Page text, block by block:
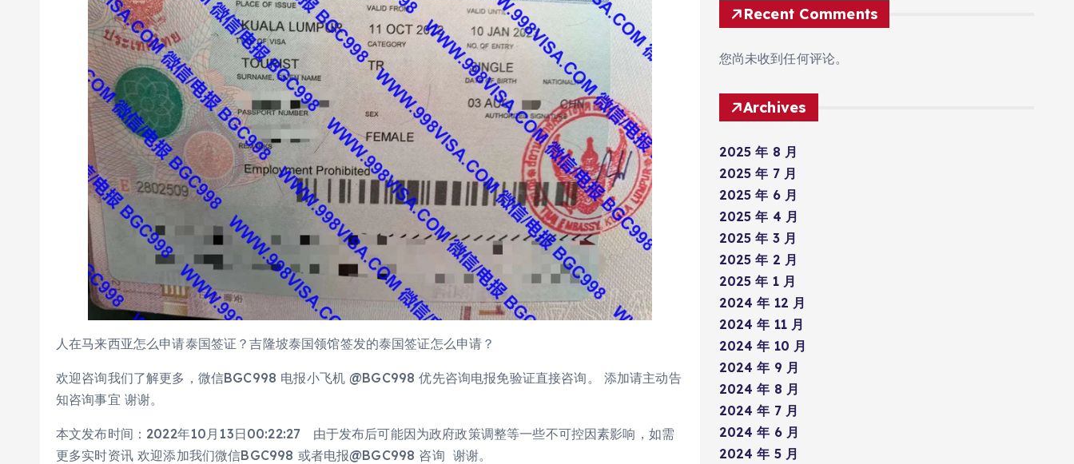
人在马来西亚怎么申请泰国签证？吉隆坡泰国领馆签发的泰国签证怎么申请？
欢迎咨询我们了解更多，微信BGC998 电报小飞机 @BGC998 优先咨询电报免验证直接咨询。 添加请主动告
知咨询事宜 谢谢。
本文发布时间：2022年10月13日00:22:27 由于发布后可能因为政府政策调整等一些不可控因素影响，如需
更多实时资讯 欢迎添加我们微信BGC998 或者电报@BGC998 咨询 谢谢。
Recent Comments
您尚未收到任何评论。
Archives
2025 年 8 月
2025 年 7 月
2025 年 6 月
2025 年 4 月
2025 年 3 月
2025 年 2 月
2025 年 1 月
2024 年 12 月
2024 年 11 月
2024 年 10 月
2024 年 9 月
2024 年 8 月
2024 年 7 月
2024 年 6 月
2024 年 5 月